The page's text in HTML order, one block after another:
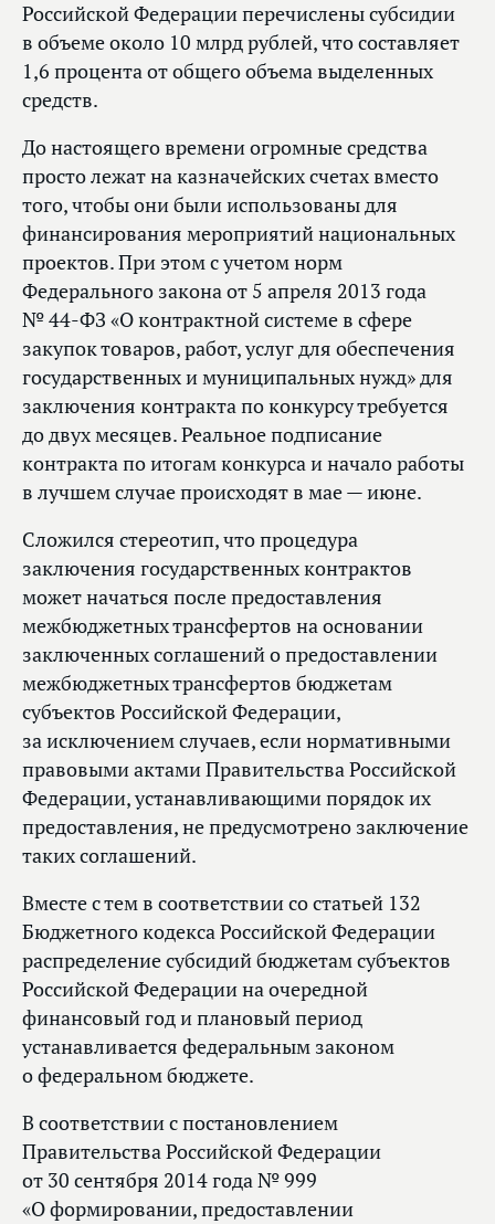
Российской Федерации перечислены субсидии
в объеме около 10 млрд рублей, что составляет
1,6 процента от общего объема выделенных
средств.
До настоящего времени огромные средства
просто лежат на казначейских счетах вместо
того, чтобы они были использованы для
финансирования мероприятий национальных
проектов. При этом с учетом норм
Федерального закона от 5 апреля 2013 года
№ 44-ФЗ «О контрактной системе в сфере
закупок товаров, работ, услуг для обеспечения
государственных и муниципальных нужд» для
заключения контракта по конкурсу требуется
до двух месяцев. Реальное подписание
контракта по итогам конкурса и начало работы
в лучшем случае происходят в мае — июне.
Сложился стереотип, что процедура
заключения государственных контрактов
может начаться после предоставления
межбюджетных трансфертов на основании
заключенных соглашений о предоставлении
межбюджетных трансфертов бюджетам
субъектов Российской Федерации,
за исключением случаев, если нормативными
правовыми актами Правительства Российской
Федерации, устанавливающими порядок их
предоставления, не предусмотрено заключение
таких соглашений.
Вместе с тем в соответствии со статьей 132
Бюджетного кодекса Российской Федерации
распределение субсидий бюджетам субъектов
Российской Федерации на очередной
финансовый год и плановый период
устанавливается федеральным законом
о федеральном бюджете.
В соответствии с постановлением
Правительства Российской Федерации
от 30 сентября 2014 года № 999
«О формировании, предоставлении